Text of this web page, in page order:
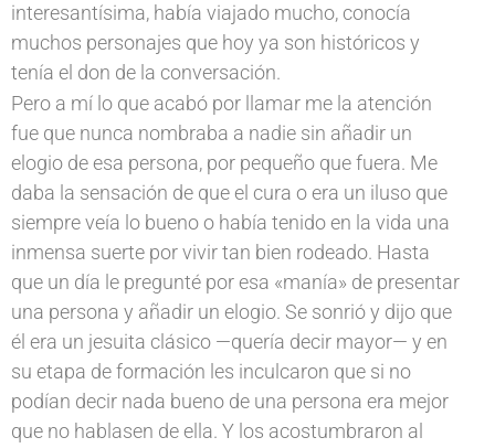
interesantísima, había viajado mucho, conocía
muchos personajes que hoy ya son históricos y
tenía el don de la conversación.
Pero a mí lo que acabó por llamar me la atención
fue que nunca nombraba a nadie sin añadir un
elogio de esa persona, por pequeño que fuera. Me
daba la sensación de que el cura o era un iluso que
siempre veía lo bueno o había tenido en la vida una
inmensa suerte por vivir tan bien rodeado. Hasta
que un día le pregunté por esa «manía» de presentar
una persona y añadir un elogio. Se sonrió y dijo que
él era un jesuita clásico —quería decir mayor— y en
su etapa de formación les inculcaron que si no
podían decir nada bueno de una persona era mejor
que no hablasen de ella. Y los acostumbraron al